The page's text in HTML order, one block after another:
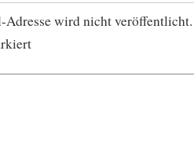
wird nicht veröffentlicht.